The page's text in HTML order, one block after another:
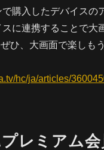
購入したデバイスの
に連携することで大
ひ、大画面で楽しも
hc/ja/articles/
レミアム会